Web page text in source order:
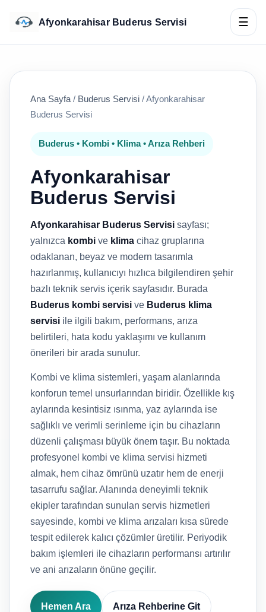
Afyonkarahisar Buderus Servisi ☰
Ana Sayfa / Buderus Servisi /Afyonkarahisar
Buderus Servisi
Buderus • Kombi • Klima • Arıza Rehberi
Afyonkarahisar
Buderus Servisi
Afyonkarahisar Buderus Servisi sayfası;
yalnızca kombi ve klima cihaz gruplarına
odaklanan, beyaz ve modern tasarımla
hazırlanmış, kullanıcıyı hızlıca bilgilendiren şehir
bazlı teknik servis içerik sayfasıdır. Burada
Buderus kombi servisi ve Buderus klima
servisi ile ilgili bakım, performans, arıza
belirtileri, hata kodu yaklaşımı ve kullanım
önerileri bir arada sunulur.
Kombi ve klima sistemleri, yaşam alanlarında
konforun temel unsurlarından biridir. Özellikle kış
aylarında kesintisiz ısınma, yaz aylarında ise
sağlıklı ve verimli serinleme için bu cihazların
düzenli çalışması büyük önem taşır. Bu noktada
profesyonel kombi ve klima servisi hizmeti
almak, hem cihaz ömrünü uzatır hem de enerji
tasarrufu sağlar. Alanında deneyimli teknik
ekipler tarafından sunulan servis hizmetleri
sayesinde, kombi ve klima arızaları kısa sürede
tespit edilerek kalıcı çözümler üretilir. Periyodik
bakım işlemleri ile cihazların performansı artırılır
ve ani arızaların önüne geçilir.
Hemen Ara Arıza Rehberine Git